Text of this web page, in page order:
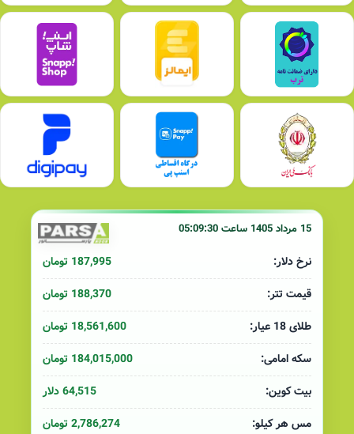
15 مرداد 1405 ساعت 05:09:30
نرخ دلار:
187,995 تومان
قیمت تتر:
188,370 تومان
طلای 18 عیار:
18,561,600 تومان
سکه امامی:
184,015,000 تومان
بیت کوین:
64,515 دلار
مس هر کیلو:
2,786,274 تومان